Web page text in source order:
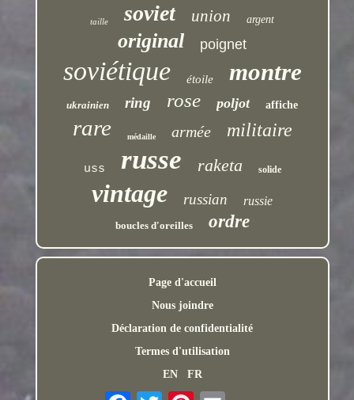
taille soviet union argent
original poignet
soviétique étoile montre
ukrainien ring rose poljot affiche
rare médaille armée militaire
uss russe raketa solide
vintage russian russie
boucles d'oreilles ordre
Page d'accueil
Nous joindre
Déclaration de confidentialité
Termes d'utilisation
EN
FR